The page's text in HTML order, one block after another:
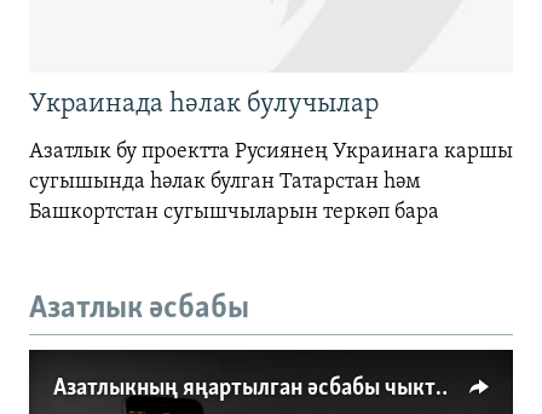
Украинада һәлак булучылар
Азатлык бу проектта Русиянең Украинага каршы
сугышында һәлак булган Татарстан һәм
Башкортстан сугышчыларын теркәп бара
Азатлык әсбабы
Азатлыкның яңартылган әсбабы чыкты